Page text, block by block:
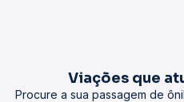
Viações que
Procure a sua passagem de